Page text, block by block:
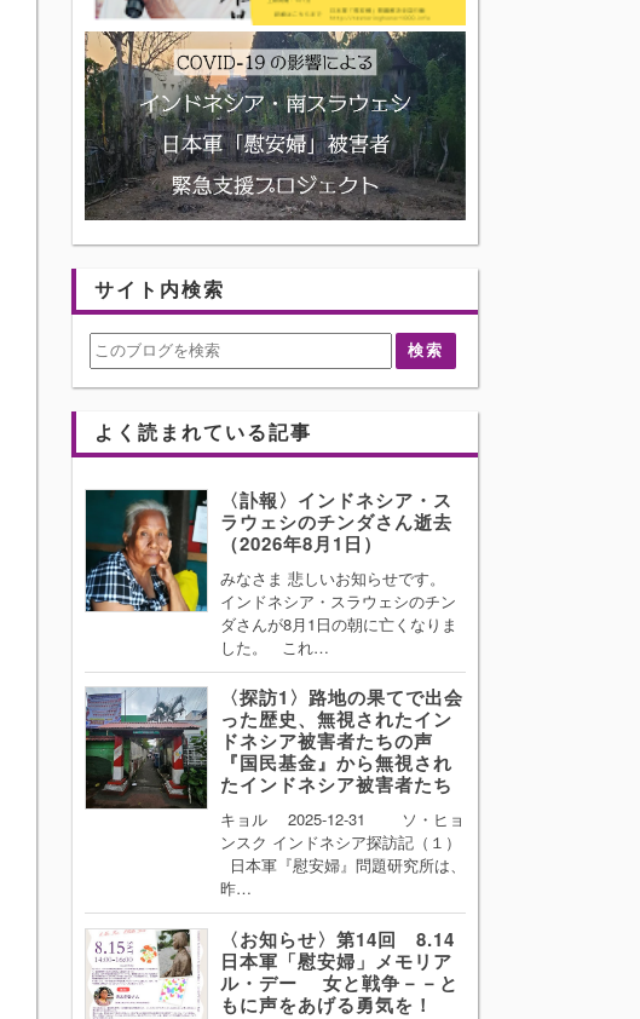
サイト内検索
よく読まれている記事
〈訃報〉インドネシア・ス
ラウェシのチンダさん逝去
（2026年8月1日）
みなさま 悲しいお知らせです。
インドネシア・スラウェシのチン
ダさんが8月1日の朝に亡くなりま
した。 これ…
〈探訪1〉路地の果てで出会
った歴史、無視されたイン
ドネシア被害者たちの声
『国民基金』から無視され
たインドネシア被害者たち
キョル 2025-12-31 ソ・ヒョ
ンスク インドネシア探訪記（１）
日本軍『慰安婦』問題研究所は、
昨…
〈お知らせ〉第14回 8.14
日本軍「慰安婦」メモリア
ル・デー 女と戦争－－と
もに声をあげる勇気を！